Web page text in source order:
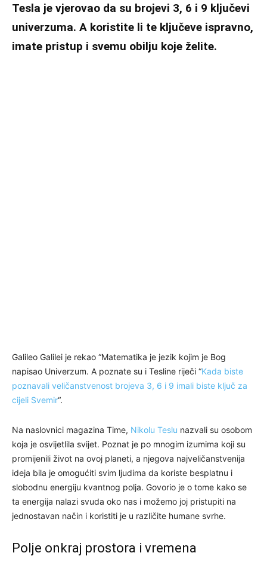
Tesla je vjerovao da su brojevi 3, 6 i 9 ključevi
univerzuma. A koristite li te ključeve ispravno,
imate pristup i svemu obilju koje želite.
Galileo Galilei je rekao “Matematika je jezik kojim je Bog
napisao Univerzum. A poznate su i Tesline riječi “Kada biste
poznavali veličanstvenost brojeva 3, 6 i 9 imali biste ključ za
cijeli Svemir“.
Na naslovnici magazina Time, Nikolu Teslu nazvali su osobom
koja je osvijetlila svijet. Poznat je po mnogim izumima koji su
promijenili život na ovoj planeti, a njegova najveličanstvenija
ideja bila je omogućiti svim ljudima da koriste besplatnu i
slobodnu energiju kvantnog polja. Govorio je o tome kako se
ta energija nalazi svuda oko nas i možemo joj pristupiti na
jednostavan način i koristiti je u različite humane svrhe.
Polje onkraj prostora i vremena